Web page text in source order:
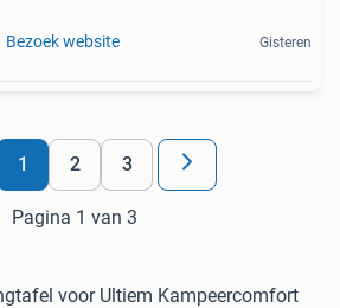
Bezoek website Gisteren
1 2 3
Pagina 1 van 3
voor Ultiem Kampeercomfort